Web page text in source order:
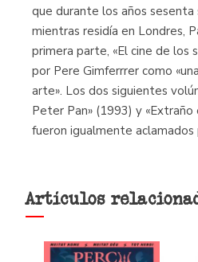
que durante los años sesenta
mientras residía en Londres,
primera parte, «El cine de los
por Pere Gimferrrer como
arte». Los dos siguientes
Peter Pan» (1993) y «Extraño
fueron igualmente aclamados
Artículos